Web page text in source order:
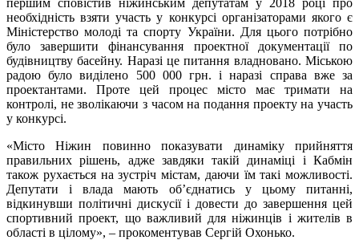
необхідність взяти участь у конкурсі організаторами якого є
Міністерство молоді та спорту України. Для цього потрібно
було завершити фінансування проектної документації по
будівництву басейну. Наразі це питання владновано. Міською
радою було виділено 500 000 грн. і наразі справа вже за
проектантами. Проте цей процес місто має тримати на
контролі, не зволікаючи з часом на подання проекту на участь
у конкурсі.
«Місто Ніжин повинно показувати динаміку прийняття
правильних рішень, адже завдяки такій динаміці і Кабмін
також рухається на зустріч містам, даючи їм такі можливості.
Депутати і влада мають об’єднатись у цьому питанні,
відкинувши політичні дискусії і довести до завершення цей
спортивний проект, що важливий для ніжинців і жителів в
області в цілому», – прокоментував Сергій Охонько.